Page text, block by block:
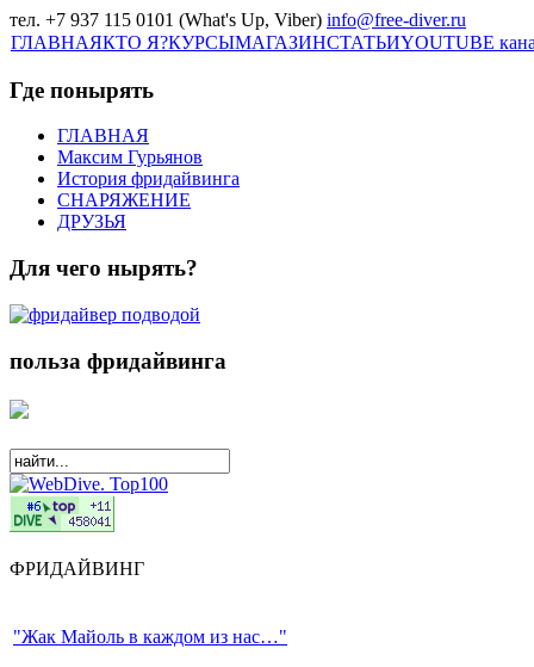
тел. +7 937 115 0101 (What's Up, Viber) info@free-diver.ru
ГЛАВНАЯКТО Я?КУРСЫМАГАЗИНСТАТЬИYOUTUBE
Где понырять
ГЛАВНАЯ
Максим Гурьянов
История фридайвинга
СНАРЯЖЕНИЕ
ДРУЗЬЯ
Для чего нырять?
польза фридайвинга
ФРИДАЙВИНГ
"Жак Майоль в каждом из нас…"